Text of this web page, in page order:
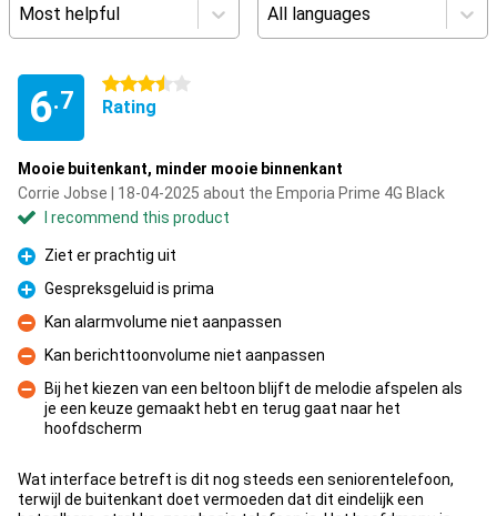
Most helpful All languages
6.7
3.5 stars
Rating
Mooie buitenkant, minder mooie binnenkant
Corrie Jobse | 18-04-2025 about the Emporia Prime 4G Black
I recommend this product
Pro
Ziet er prachtig uit
Pro
Gespreksgeluid is prima
Con
Kan alarmvolume niet aanpassen
Con
Kan berichttoonvolume niet aanpassen
Con
Bij het kiezen van een beltoon blijft de melodie afspelen als
je een keuze gemaakt hebt en terug gaat naar het
hoofdscherm
Wat interface betreft is dit nog steeds een seniorentelefoon,
terwijl de buitenkant doet vermoeden dat dit eindelijk een